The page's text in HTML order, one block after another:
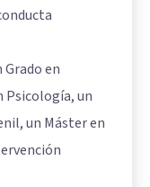
en
Psicología, un
un Máster en